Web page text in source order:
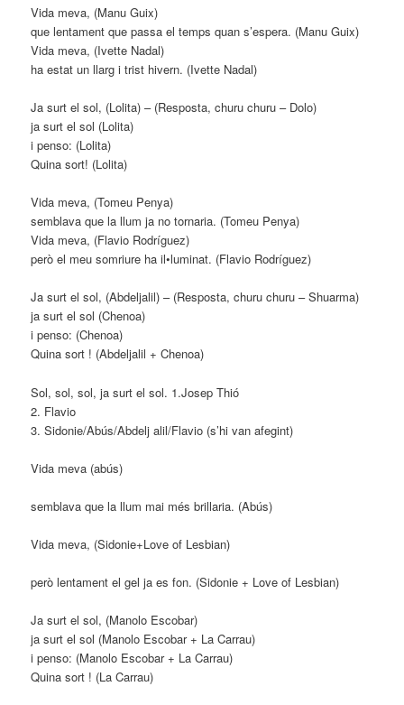
Vida meva, (Manu Guix)
que lentament que passa el temps quan s’espera. (Manu Guix)
Vida meva, (Ivette Nadal)
ha estat un llarg i trist hivern. (Ivette Nadal)
Ja surt el sol, (Lolita) – (Resposta, churu churu – Dolo)
ja surt el sol (Lolita)
i penso: (Lolita)
Quina sort! (Lolita)
Vida meva, (Tomeu Penya)
semblava que la llum ja no tornaria. (Tomeu Penya)
Vida meva, (Flavio Rodríguez)
però el meu somriure ha il•luminat. (Flavio Rodríguez)
Ja surt el sol, (Abdeljalil) – (Resposta, churu churu – Shuarma)
ja surt el sol (Chenoa)
i penso: (Chenoa)
Quina sort ! (Abdeljalil + Chenoa)
Sol, sol, sol, ja surt el sol. 1.Josep Thió
2. Flavio
3. Sidonie/Abús/Abdelj alil/Flavio (s’hi van afegint)
Vida meva (abús)
semblava que la llum mai més brillaria. (Abús)
Vida meva, (Sidonie+Love of Lesbian)
però lentament el gel ja es fon. (Sidonie + Love of Lesbian)
Ja surt el sol, (Manolo Escobar)
ja surt el sol (Manolo Escobar + La Carrau)
i penso: (Manolo Escobar + La Carrau)
Quina sort ! (La Carrau)